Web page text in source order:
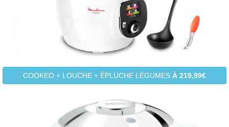
COOKEO + LOUCHE + ÉPLUCHE LÉGUMES À 219,99€